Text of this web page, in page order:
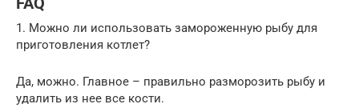
FAQ
1. Можно ли использовать замороженную рыбу для
приготовления котлет?
Да, можно. Главное – правильно разморозить рыбу и
удалить из нее все кости.